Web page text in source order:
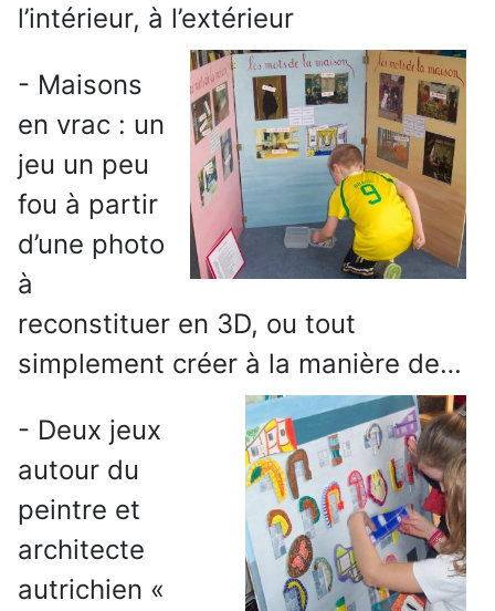
l’intérieur, à l’extérieur
- Maisons
en vrac : un
jeu un peu
fou à partir
d’une photo
à
reconstituer en 3D, ou tout
simplement créer à la manière de…
- Deux jeux
autour du
peintre et
architecte
autrichien «